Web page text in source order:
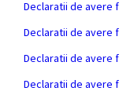
Declaratii de avere
Declaratii de avere
Declaratii de avere
Declaratii de avere